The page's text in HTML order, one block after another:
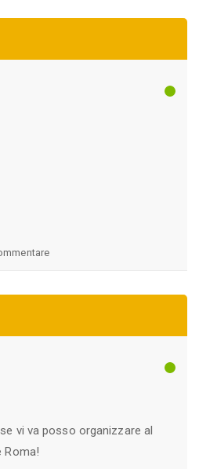
vi va posso organizzare al
Roma!